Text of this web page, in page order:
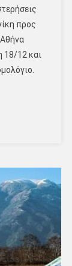
προς
18/12 και